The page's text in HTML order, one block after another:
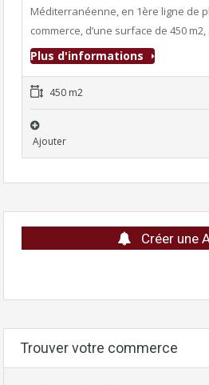
Méditerranéenne, en 1ère ligne de
commerce, d’une surface de 450
Plus d'informations
450 m2
Ajouter
Créer une
Trouver votre commerce